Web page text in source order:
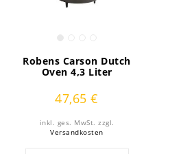
Robens Carson Dutch
Oven 4,3 Liter
47,65 €
inkl. ges. MwSt. zzgl.
Versandkosten